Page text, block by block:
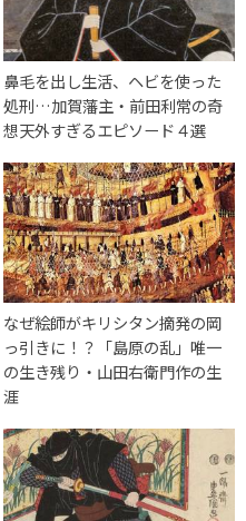
鼻毛を出し生活、ヘビを使った
処刑…加賀藩主・前田利常の奇
想天外すぎるエピソード４選
なぜ絵師がキリシタン摘発の岡
っ引きに！？「島原の乱」唯一
の生き残り・山田右衛門作の生
涯